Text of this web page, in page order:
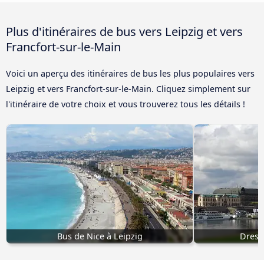
Plus d'itinéraires de bus vers Leipzig et vers
Francfort-sur-le-Main
Voici un aperçu des itinéraires de bus les plus populaires vers
Leipzig et vers Francfort-sur-le-Main. Cliquez simplement sur
l'itinéraire de votre choix et vous trouverez tous les détails !
Bus de Nice à Leipzig